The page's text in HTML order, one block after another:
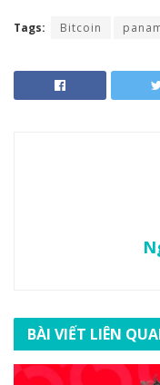
Tags: Bitcoin
BÀI VIẾT LIÊN